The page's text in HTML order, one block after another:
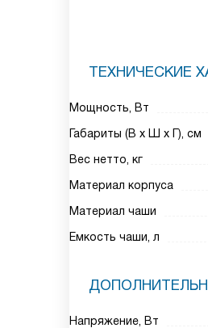
ТЕХНИЧЕСКИЕ
Мощность, Вт
Габариты (В х Ш х Г), см
Вес нетто, кг
Материал корпуса
Материал чаши
Емкость чаши, л
Напряжение, Вт